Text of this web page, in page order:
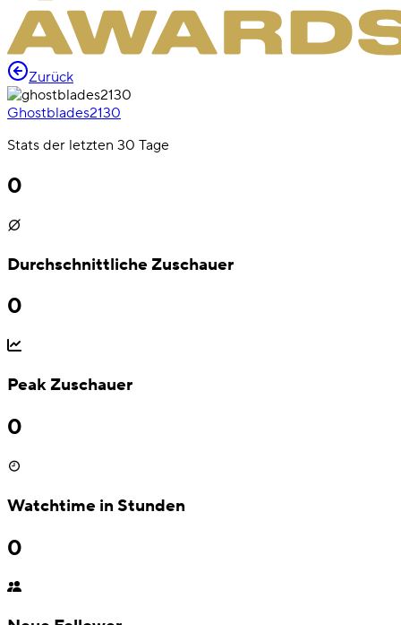
Zurück
Ghostblades2130
Stats der letzten 30 Tage
0
Durchschnittliche Zuschauer
0
Peak Zuschauer
0
Watchtime in Stunden
0